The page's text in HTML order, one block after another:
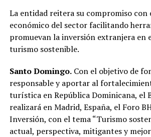
La entidad reitera su compromiso
económico del sector facilitando
promuevan la inversión extranjera en
turismo sostenible.
Santo Domingo.Con el objetivo de
responsable y aportar al
turística en República Dominicana, el
realizará en Madrid, España, el Foro
Inversión, con el tema “Turismo
actual, perspectiva, mitigantes y